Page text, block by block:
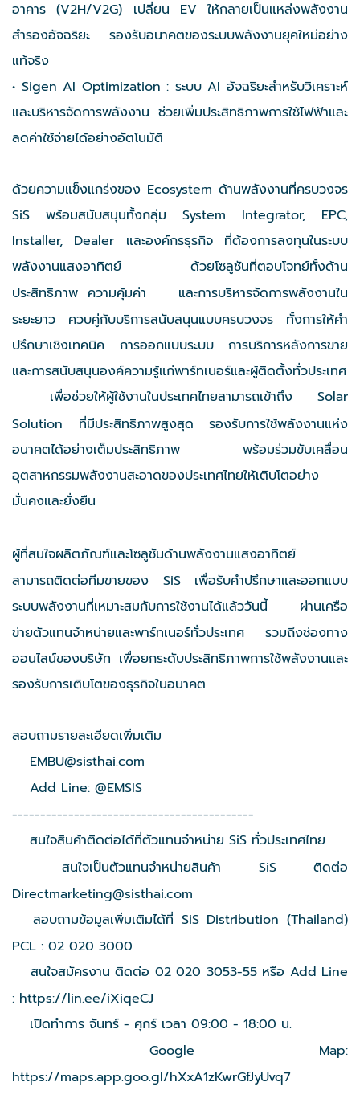
อาคาร (V2H/V2G) เปลี่ยน EV ให้กลายเป็นแหล่งพลังงาน
สำรองอัจฉริยะ รองรับอนาคตของระบบพลังงานยุคใหม่อย่าง
แท้จริง
• Sigen AI Optimization : ระบบ AI อัจฉริยะสำหรับวิเคราะห์
และบริหารจัดการพลังงาน ช่วยเพิ่มประสิทธิภาพการใช้ไฟฟ้าและ
ลดค่าใช้จ่ายได้อย่างอัตโนมัติ
ด้วยความแข็งแกร่งของ Ecosystem ด้านพลังงานที่ครบวงจร
SiS พร้อมสนับสนุนทั้งกลุ่ม System Integrator, EPC,
Installer, Dealer และองค์กรธุรกิจ ที่ต้องการลงทุนในระบบ
พลังงานแสงอาทิตย์
ด้วยโซลูชันที่ตอบโจทย์ทั้งด้าน
ประสิทธิภาพ ความคุ้มค่า
และการบริหารจัดการพลังงานใน
ระยะยาว ควบคู่กับบริการสนับสนุนแบบครบวงจร ทั้งการให้คำ
ปรึกษาเชิงเทคนิค การออกแบบระบบ การบริการหลังการขาย
และการสนับสนุนองค์ความรู้แก่พาร์ทเนอร์และผู้ติดตั้งทั่วประเทศ
เพื่อช่วยให้ผู้ใช้งานในประเทศไทยสามารถเข้าถึง Solar
Solution ที่มีประสิทธิภาพสูงสุด รองรับการใช้พลังงานแห่ง
อนาคตได้อย่างเต็มประสิทธิภาพ พร้อมร่วมขับเคลื่อน
อุตสาหกรรมพลังงานสะอาดของประเทศไทยให้เติบโตอย่าง
มั่นคงและยั่งยืน
ผู้ที่สนใจผลิตภัณฑ์และโซลูชันด้านพลังงานแสงอาทิตย์
สามารถติดต่อทีมขายของ SiS เพื่อรับคำปรึกษาและออกแบบ
ระบบพลังงานที่เหมาะสมกับการใช้งานได้แล้ววันนี้
ผ่านเครือ
ข่ายตัวแทนจำหน่ายและพาร์ทเนอร์ทั่วประเทศ รวมถึงช่องทาง
ออนไลน์ของบริษัท เพื่อยกระดับประสิทธิภาพการใช้พลังงานและ
รองรับการเติบโตของธุรกิจในอนาคต
สอบถามรายละเอียดเพิ่มเติม
EMBU@sisthai.com
Add Line: @EMSIS
-------------------------------------------
สนใจสินค้าติดต่อได้ที่ตัวแทนจำหน่าย SiS ทั่วประเทศไทย
สนใจเป็นตัวแทนจำหน่ายสินค้า SiS ติดต่อ
Directmarketing@sisthai.com
สอบถามข้อมูลเพิ่มเติมได้ที่ SiS Distribution (Thailand)
PCL : 02 020 3000
สนใจสมัครงาน ติดต่อ 02 020 3053-55 หรือ Add Line
: https://lin.ee/iXiqeCJ
เปิดทำการ จันทร์ - ศุกร์ เวลา 09:00 - 18:00 น.
Google Map:
https://maps.app.goo.gl/hXxA1zKwrGfJyUvq7